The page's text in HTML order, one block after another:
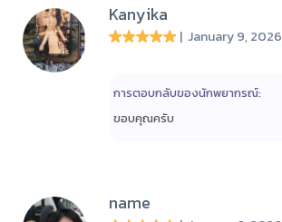
Kanyika
| January 9, 2026
การตอบกลับของนักพยากรณ์:
ขอบคุณครับ
name